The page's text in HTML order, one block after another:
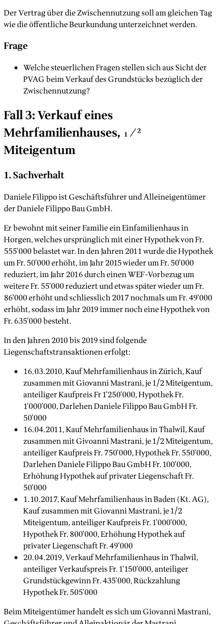
Der Vertrag über die Zwischennutzung soll am gleichen Tag
wie die öffentliche Beurkundung unterzeichnet werden.
Frage
Welche steuerlichen Fragen stellen sich aus Sicht der
PVAG beim Verkauf des Grundstücks bezüglich der
Zwischennutzung?
Fall 3: Verkauf eines
Mehrfamilienhauses, 1⁄2
Miteigentum
1. Sachverhalt
Daniele Filippo ist Geschäftsführer und Alleineigentümer
der Daniele Filippo Bau GmbH.
Er bewohnt mit seiner Familie ein Einfamilienhaus in
Horgen, welches ursprünglich mit einer Hypothek von Fr.
555'000 belastet war. In den Jahren 2011 wurde die Hypothek
um Fr. 50'000 erhöht, im Jahr 2015 wieder um Fr. 50'000
reduziert, im Jahr 2016 durch einen WEF-Vorbezug um
weitere Fr. 55'000 reduziert und etwas später wieder um Fr.
86'000 erhöht und schliesslich 2017 nochmals um Fr. 49'000
erhöht, sodass im Jahr 2019 immer noch eine Hypothek von
Fr. 635'000 besteht.
In den Jahren 2010 bis 2019 sind folgende
Liegenschaftstransaktionen erfolgt:
16.03.2010, Kauf Mehrfamilienhaus in Zürich, Kauf
zusammen mit Giovanni Mastrani, je 1/2 Miteigentum,
anteiliger Kaufpreis Fr 1'250'000, Hypothek Fr.
1'000'000, Darlehen Daniele Filippo Bau GmbH Fr.
50'000
16.04.2011, Kauf Mehrfamilienhaus in Thalwil, Kauf
zusammen mit Givoanni Mastrani, je 1/2 Miteigentum,
anteiliger Kaufpreis Fr. 750'000, Hypothek Fr. 550'000,
Darlehen Daniele Filippo Bau GmbH Fr. 100'000,
Erhöhung Hypothek auf privater Liegenschaft Fr.
50'000
1.10.2017, Kauf Mehrfamilienhaus in Baden (Kt. AG),
Kauf zusammen mit Giovanni Mastrani, je 1/2
Miteigentum, anteiliger Kaufpreis Fr. 1'000'000,
Hypothek Fr. 800'000, Erhöhung Hypothek auf
privater Liegenschaft Fr. 49'000
20.04.2019, Verkauf Mehrfamilienhaus in Thalwil,
anteiliger Verkaufspreis Fr. 1'150'000, anteiliger
Grundstückgewinn Fr. 435'000, Rückzahlung
Hypothek Fr. 505'000
Beim Miteigentümer handelt es sich um Giovanni Mastrani,